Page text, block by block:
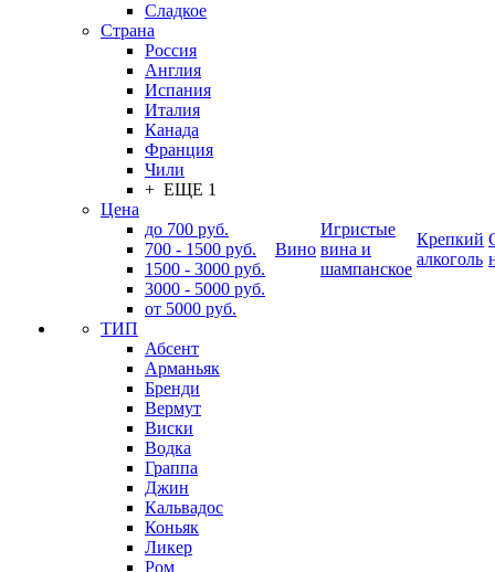
Сладкое
Страна
Россия
Англия
Испания
Италия
Канада
Франция
Чили
+ ЕЩЕ 1
Цена
до 700 руб.
700 - 1500 руб.
1500 - 3000 руб.
3000 - 5000 руб.
от 5000 руб.
ТИП
Абсент
Арманьяк
Бренди
Вермут
Виски
Водка
Граппа
Джин
Кальвадос
Коньяк
Ликер
Ром
Вино
Игристые
вина и
шампанское
Крепкий
алкоголь